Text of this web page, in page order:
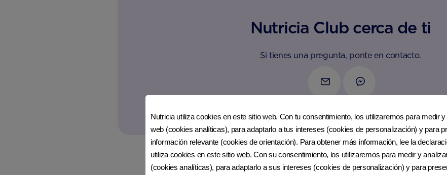
Nutricia Club cerca de ti
Si tienes una pregunta, ponte en contacto.
Nutricia utiliza cookies en este sitio web. Con tu consentimiento, los utilizaremos para medir
web (cookies analíticas), para adaptarlo a tus intereses (cookies de personalización) y para
información relevante (cookies de orientación). Para obtener más información, lee la
utiliza cookies en este sitio web. Con su consentimiento, los utilizaremos para medir y
(cookies analíticas), para adaptarlo a sus intereses (cookies de personalización) y para